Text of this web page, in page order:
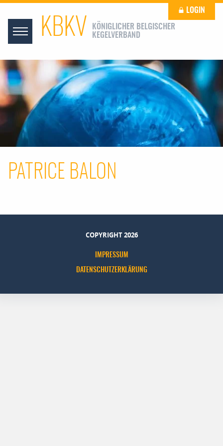
KBKV
KÖNIGLICHER BELGISCHER
KEGELVERBAND
LOGIN
PATRICE BALON
COPYRIGHT 2026
IMPRESSUM
DATENSCHUTZERKLÄRUNG